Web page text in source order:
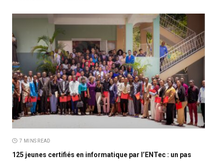
7 MINS READ
125 jeunes certifiés en informatique par l’ENTec : un pas